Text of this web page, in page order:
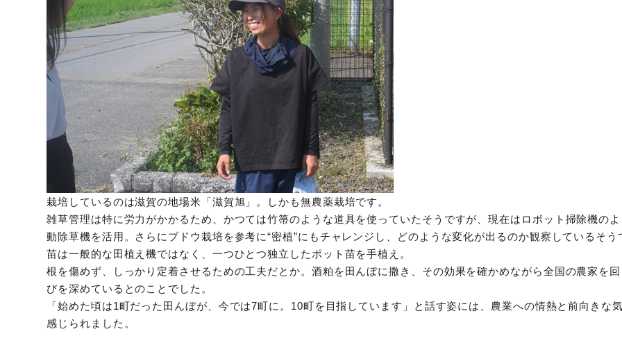
栽培しているのは滋賀の地場米「滋賀旭」。しかも無農薬栽培です。
雑草管理は特に労力がかかるため、かつては竹箒のような道具を使っていたそうですが、現在はロボット掃除機の
動除草機を活用。さらにブドウ栽培を参考に“密植”にもチャレンジし、どのような変化が出るのか観察しているそう
苗は一般的な田植え機ではなく、一つひとつ独立したポット苗を手植え。
根を傷めず、しっかり定着させるための工夫だとか。酒粕を田んぼに撒き、その効果を確かめながら全国の農家を
びを深めているとのことでした。
「始めた頃は1町だった田んぼが、今では7町に。10町を目指しています」と話す姿には、農業への情熱と前向きな
感じられました。